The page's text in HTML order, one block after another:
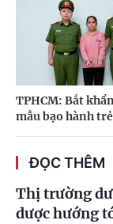
TPHCM: Bắt
mẫu bạo hành
ĐỌC THÊM
Thị trường
dược hướng